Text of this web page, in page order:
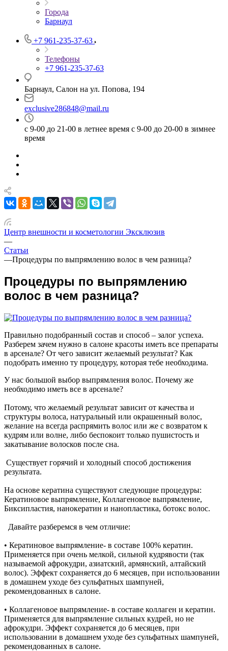
Города
Барнаул
+7 961-235-37-63
Телефоны
+7 961-235-37-63
Барнаул, Салон на ул. Попова, 194
exclusive286848@mail.ru
с 9-00 до 21-00 в летнее время с 9-00 до 20-00 в зимнее
время
Центр внешности и косметологии Эксклюзив
—
Статьи
—Процедуры по выпрямлению волос в чем разница?
Процедуры по выпрямлению
волос в чем разница?
Правильно подобранный состав и способ – залог успеха.
Разберем зачем нужно в салоне красоты иметь все препараты
в арсенале? От чего зависит желаемый результат? Как
подобрать именно ту процедуру, которая тебе необходима.
У нас большой выбор выпрямления волос. Почему же
необходимо иметь все в арсенале?
Потому, что желаемый результат зависит от качества и
структуры волоса, натуральный или окрашенный волос,
желание на всегда распрямить волос или же с возвратом к
кудрям или волне, либо беспокоит только пушистость и
закатывание волосков после сна.
Существует горячий и холодный способ достижения
результата.
На основе кератина существуют следующие процедуры:
Кератиновое выпрямление, Коллагеновое выпрямление,
Биксипластия, нанокератин и нанопластика, ботокс волос.
Давайте разберемся в чем отличие:
• Кератиновое выпрямление- в составе 100% кератин.
Применяется при очень мелкой, сильной кудрявости (так
называемой афрокудри, азиатский, армянский, алтайский
волос). Эффект сохраняется до 6 месяцев, при использовании
в домашнем уходе без сульфатных шампуней,
рекомендованных в салоне.
• Коллагеновое выпрямление- в составе коллаген и кератин.
Применяется для выпрямление сильных кудрей, но не
афрокудри. Эффект сохраняется до 6 месяцев, при
использовании в домашнем уходе без сульфатных шампуней,
рекомендованных в салоне.